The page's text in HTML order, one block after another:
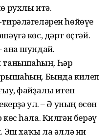
рухлы итә.
һөйөүе
көс, дәрт өҫтәй.
ана шундай.
танышаһың. Һәр
Бында килеп
файҙалы итеп
ул. – Ә уның өсөн
һала. Килгән берәү
Эш хаҡы ла әллә ни